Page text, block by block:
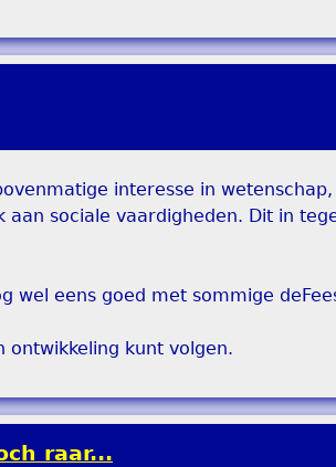
interesse in
sociale vaardigheden. Dit in
wel eens goed met sommige
ontwikkeling kunt volgen.
raar...